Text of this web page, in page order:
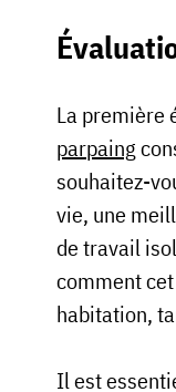
La première
parpaing
souhaitez-
vie, une
de travail
comment
habitation,
Il est